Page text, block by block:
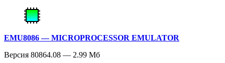
EMU8086 — MICROPROCESSOR EMULATOR
Версия 80864.08 — 2.99 Мб